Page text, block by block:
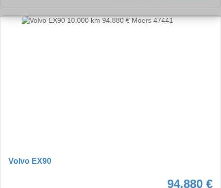
Volvo EX90
94.880 €